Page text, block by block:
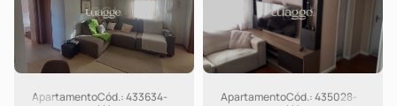
ApartamentoCód.: 433634-
ApartamentoCód.: 435028-